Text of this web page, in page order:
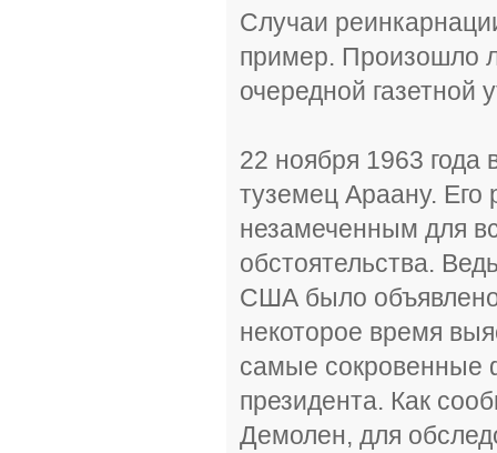
Случаи
пример. Произошло
очередной газетной
22 ноября 1963
туземец Араану.
незамеченным для
обстоятельства.
США было объявлено
некоторое время
самые сокровенные
президента. Как
Демолен, для